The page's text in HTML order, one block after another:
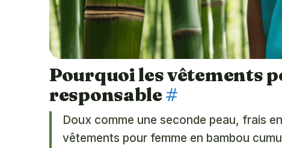
Pourquoi les vêtements
responsable#
Doux comme une seconde peau, frais
vêtements pour femme en bambou